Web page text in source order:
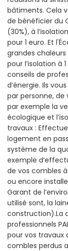
bâtiments. Cela
de bénéficier du
(30%), à
pour 1 euro. Et
grandes chaleurs
pour l’isolation à
conseils de
d’énergie. Ils
par personne, de
par exemple la
écologique et
travaux :
logement en
système de la
exemple
de vos combles à
ou encore
Garant de
utilisé sont, la
construction).La
professionnels
pour vos travaux
combles perdus